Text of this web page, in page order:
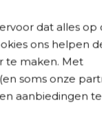
dat alles op
ons helpen
te maken. Met
soms onze
aanbiedingen
vraag.